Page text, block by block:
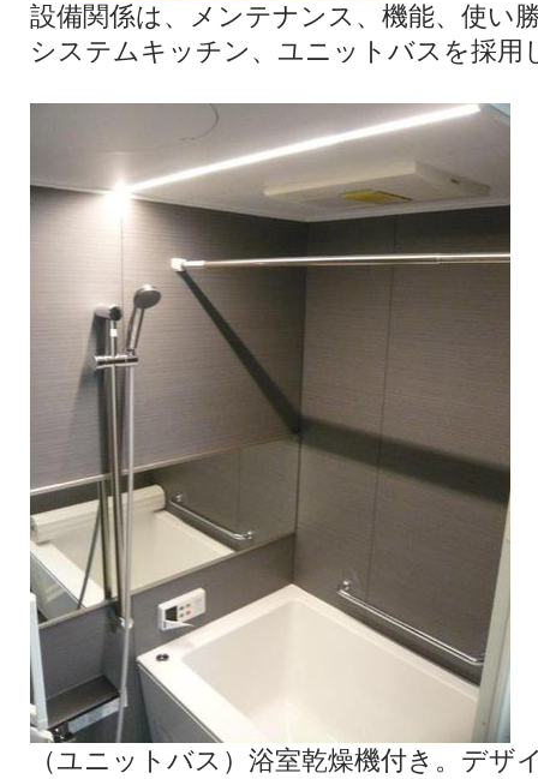
設備関係は、メンテナンス、機能、使い
システムキッチン、ユニットバスを採用
（ユニットバス）浴室乾燥機付き。デザ